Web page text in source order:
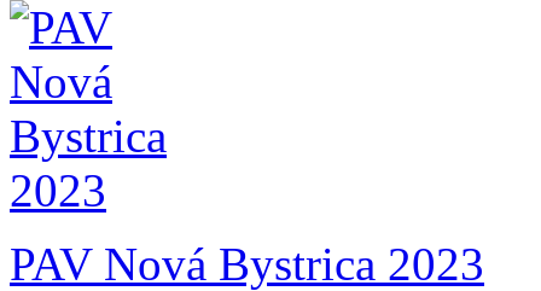
PAV Nová Bystrica 2023